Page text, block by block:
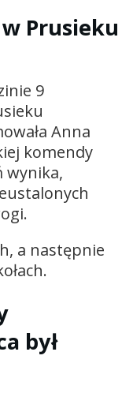
Prusieku
9
Anna
komendy
wynika,
a następnie
był